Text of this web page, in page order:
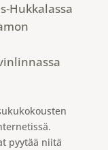
Hukkalassa
pyytää niitä